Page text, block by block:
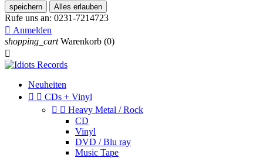
speichern Alles erlauben
Rufe uns an: 0231-7214723
 Anmelden
shopping_cart Warenkorb (0)

Neuheiten
  CDs + Vinyl
  Heavy Metal / Rock
CD
Vinyl
DVD / Blu ray
Music Tape